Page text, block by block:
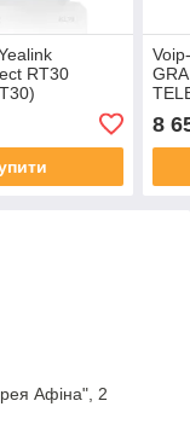
RT30
8
Афіна", 2